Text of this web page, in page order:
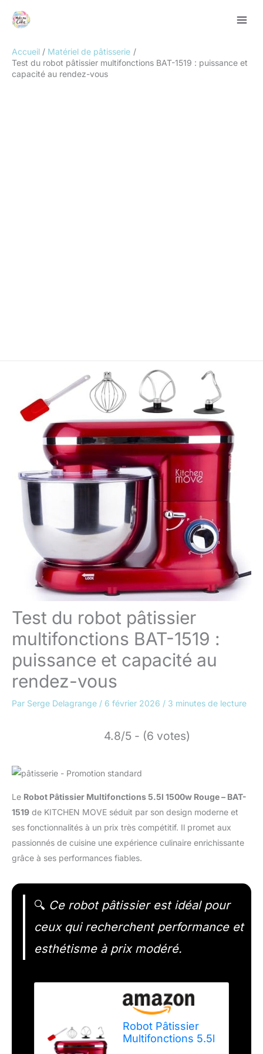
Accueil
Matériel de pâtisserie
Test du robot pâtissier multifonctions BAT-1519 : puissance et
capacité au rendez-vous
Test du robot pâtissier
multifonctions BAT-1519 :
puissance et capacité au
rendez-vous
Par Serge Delagrange / 6 février 2026 / 3 minutes de lecture
4.8/5 - (6 votes)
Le Robot Pâtissier Multifonctions 5.5l 1500w Rouge – BAT-
1519 de KITCHEN MOVE séduit par son design moderne et
ses fonctionnalités à un prix très compétitif. Il promet aux
passionnés de cuisine une expérience culinaire enrichissante
grâce à ses performances fiables.
🔍 Ce robot pâtissier est idéal pour
ceux qui recherchent performance et
esthétisme à prix modéré.
Robot Pâtissier
Multifonctions 5.5l